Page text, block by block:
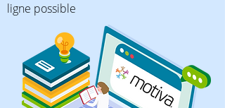
ligne possible